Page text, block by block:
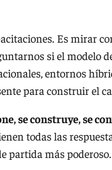
Es mirar
si el modelo
entornos
para construir el
se construye, se
todas las
partida más poderoso.